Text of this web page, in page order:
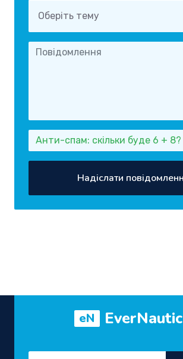
Анти-спам: скільки буде 6 + 8?
Надіслати
eN EverNautic